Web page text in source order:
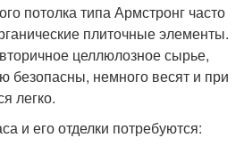
потолка типа Армстронг часто
плиточные элементы.
целлюлозное сырье,
безопасны, немного весят и при
легко.
и его отделки потребуются: